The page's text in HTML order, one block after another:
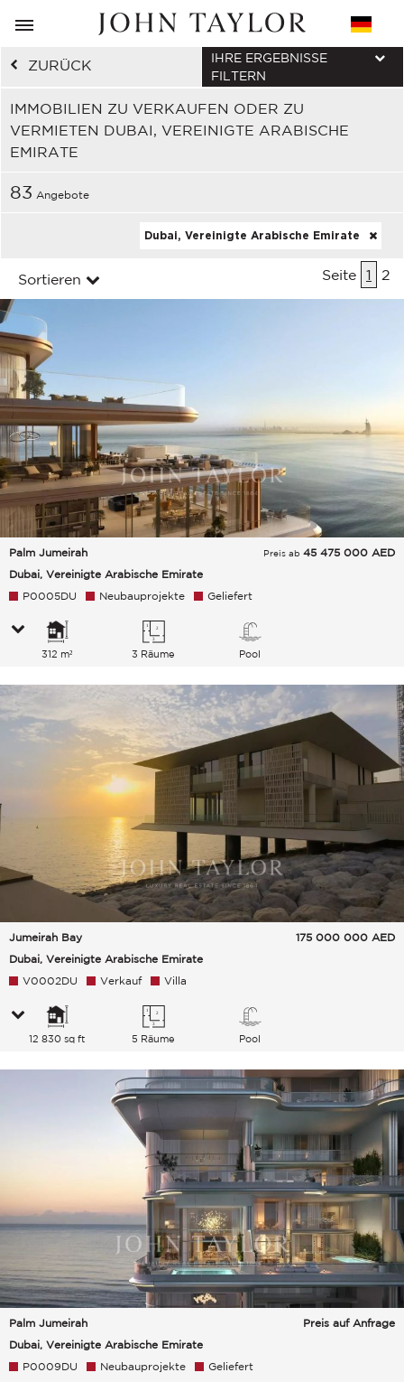
ZURÜCK
IMMOBILIEN ZU VERKAUFEN ODER ZU
VERMIETEN DUBAI, VEREINIGTE ARABISCHE
EMIRATE
IHRE ERGEBNISSE
FILTERN
83 Angebote
Dubai, Vereinigte Arabische Emirate
Sortieren Seite 1 2
Palm Jumeirah
Dubai, Vereinigte Arabische Emirate
Preis ab 45 475 000 AED
P0005DU Neubauprojekte Geliefert
312 m² 3 Räume Pool
Jumeirah Bay
Dubai, Vereinigte Arabische Emirate
175 000 000 AED
V0002DU Verkauf Villa
12 830 sq ft 5 Räume Pool
Palm Jumeirah
Dubai, Vereinigte Arabische Emirate
Preis auf Anfrage
P0009DU Neubauprojekte Geliefert